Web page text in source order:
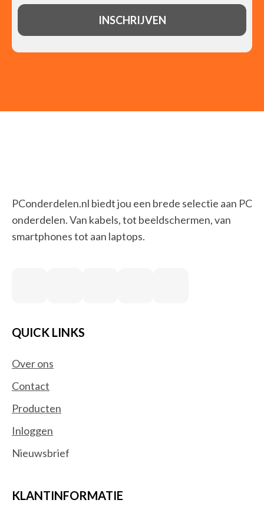
PConderdelen.nl biedt jou een brede selectie aan PC
onderdelen. Van kabels, tot beeldschermen, van
smartphones tot aan laptops.
QUICK LINKS
Over ons
Contact
Producten
Inloggen
Nieuwsbrief
KLANTINFORMATIE